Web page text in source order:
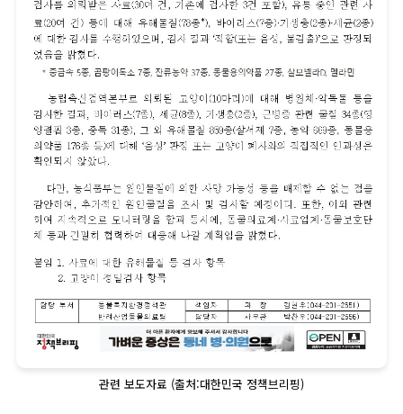
관련 보도자료 (출처:대한민국 정책브리핑)